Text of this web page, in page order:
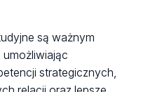
są ważnym
umożliwiając
strategicznych,